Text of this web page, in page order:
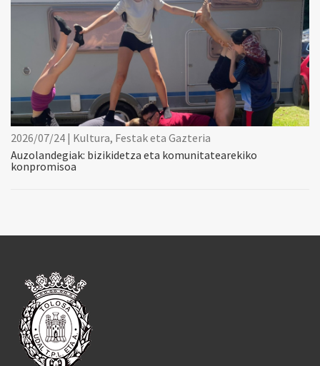
2026/07/24 | Kultura, Festak eta Gazteria
Auzolandegiak: bizikidetza eta komunitatearekiko
konpromisoa